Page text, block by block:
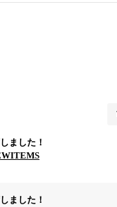
ました！
ました！